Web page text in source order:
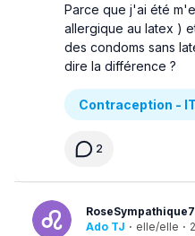
Parce que j'ai été
allergique au latex )
des condoms sans
dire la différence ?
Contraception -
2
RoseSympathique7
Ado TJ · elle/elle ·